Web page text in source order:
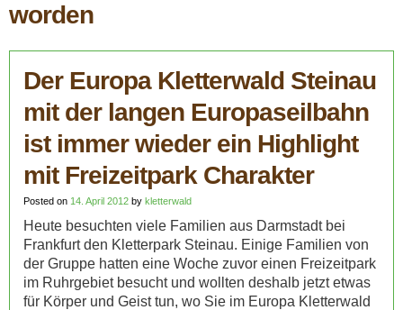
worden
Der Europa Kletterwald Steinau
mit der langen Europaseilbahn
ist immer wieder ein Highlight
mit Freizeitpark Charakter
Posted on 14. April 2012 by kletterwald
Heute besuchten viele Familien aus Darmstadt bei
Frankfurt den Kletterpark Steinau. Einige Familien von
der Gruppe hatten eine Woche zuvor einen Freizeitpark
im Ruhrgebiet besucht und wollten deshalb jetzt etwas
für Körper und Geist tun, wo Sie im Europa Kletterwald